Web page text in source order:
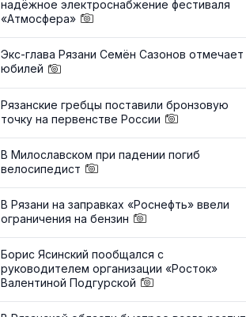
надёжное электроснабжение фестиваля
«Атмосфера»
Экс-глава Рязани Семён Сазонов отмечает
юбилей
Рязанские гребцы поставили бронзовую
точку на первенстве России
В Милославском при падении погиб
велосипедист
В Рязани на заправках «Роснефть» ввели
ограничения на бензин
Борис Ясинский пообщался с
руководителем организации «Росток»
Валентиной Подгурской